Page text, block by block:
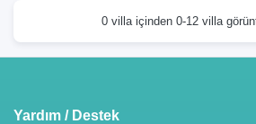
0 villa içinden 0-12 villa
Yardım / Destek